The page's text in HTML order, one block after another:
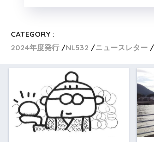
CATEGORY :
2024年度発行
NL532 ニュースレター